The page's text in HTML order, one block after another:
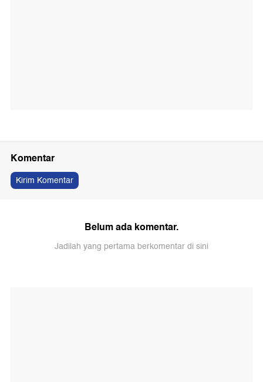
Komentar
Kirim Komentar
Belum ada komentar.
Jadilah yang pertama berkomentar di sini